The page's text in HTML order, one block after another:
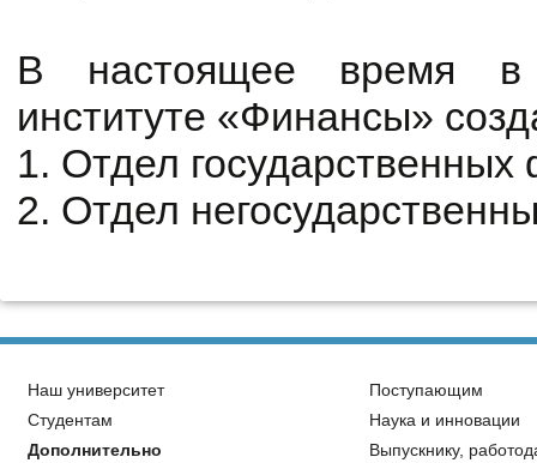
В настоящее время в
институте «Финансы»
1. Отдел государственных
2. Отдел
Наш университет
Поступающим
Студентам
Наука и инновации
Дополнительно
Выпускнику,